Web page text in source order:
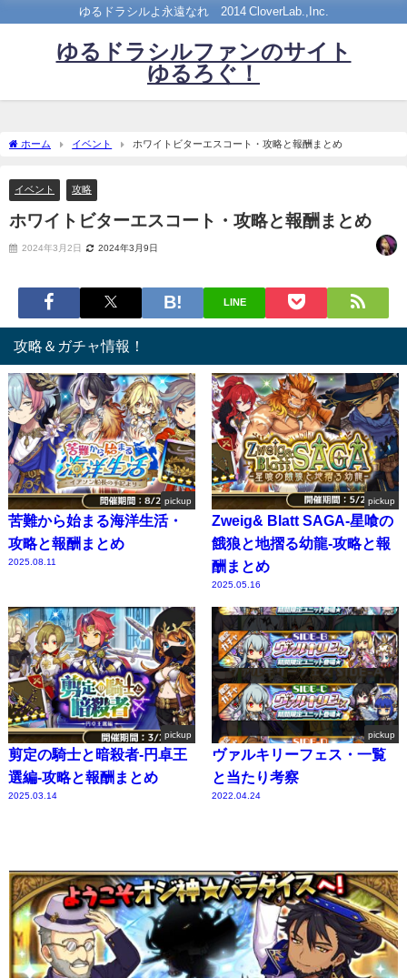
ゆるドラシルよ永遠なれ©2014 CloverLab.,Inc.
ゆるドラシルファンのサイト
ゆるろぐ！
ホーム イベント ホワイトビターエスコート・攻略と報酬まとめ
イベント 攻略
ホワイトビターエスコート・攻略と報酬まとめ
2024年3月2日 2024年3月9日
LINE
攻略＆ガチャ情報！
pickup
苦難から始まる海洋生活・
攻略と報酬まとめ
2025.08.11
pickup
Zweig& Blatt SAGA-星喰の
餓狼と地摺る幼龍-攻略と報
酬まとめ
2025.05.16
pickup
剪定の騎士と暗殺者-円卓王
選編-攻略と報酬まとめ
2025.03.14
pickup
ヴァルキリーフェス・一覧
と当たり考察
2022.04.24